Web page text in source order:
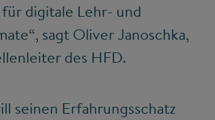
digitale Lehr- und
sagt Oliver Janoschka,
des HFD.
seinen Erfahrungsschatz